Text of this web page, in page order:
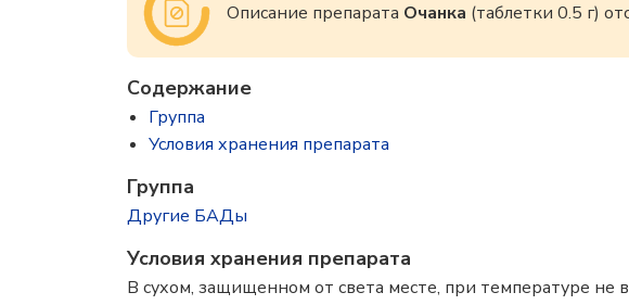
Описание препарата Очанка (таблетки 0.5 г)
Содержание
Группа
Условия хранения препарата
Группа
Другие БАДы
Условия хранения препарата
В сухом, защищенном от света месте, при температуре не